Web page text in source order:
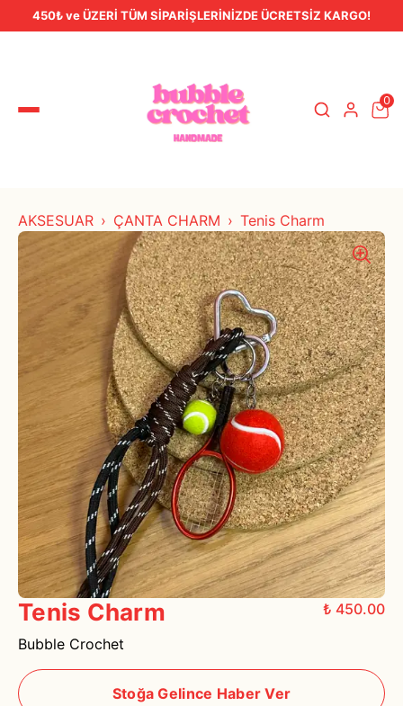
450₺ ve ÜZERİ TÜM SİPARİŞLERİNİZDE ÜCRETSİZ KARGO!
0
AKSESUAR ÇANTA CHARM Tenis Charm
Tenis Charm
₺ 450.00
Bubble Crochet
Stoğa Gelince Haber Ver